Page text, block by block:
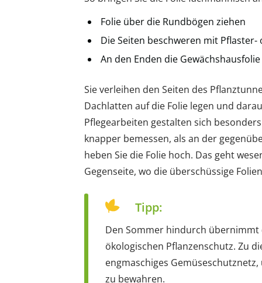
Folie über die Rundbögen ziehen
Die Seiten beschweren mit Pflaster-
An den Enden die
Sie verleihen den Seiten des
Dachlatten auf die Folie legen und
Pflegearbeiten gestalten sich
knapper bemessen, als an der
heben Sie die Folie hoch. Das geht
Gegenseite, wo die überschüssige
Tipp:
Den Sommer hindurch übernimmt
ökologischen Pflanzenschutz. Zu
engmaschiges
zu bewahren.